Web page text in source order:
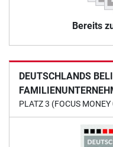
Bereits
DEUTSCHLANDS
PLATZ 3 (FOCUS